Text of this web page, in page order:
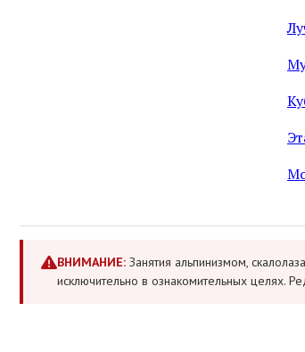
ВНИМАНИЕ: Занятия альпинизмом,
исключительно в ознакомительных целях.